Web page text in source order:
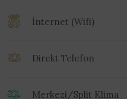
İnternet (Wifi)
Direkt Telefon
Merkezi/Split Klima